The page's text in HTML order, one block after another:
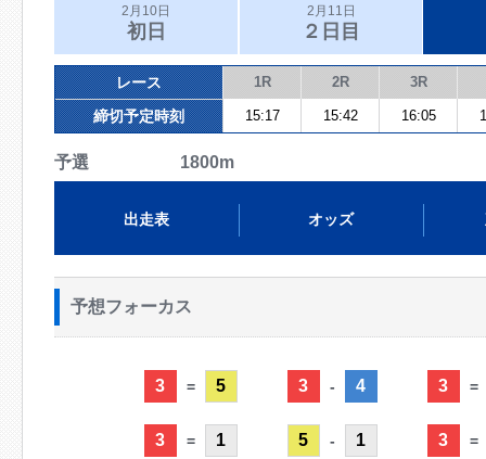
2月10日
初日
2月11日
２日目
レース 1R 2R 3R
締切予定時刻 15:17 15:42 16:05
予選 1800m
出走表 オッズ
予想フォーカス
3 = 5
3 = 1
3 - 4
5 - 1
3 =
3 =